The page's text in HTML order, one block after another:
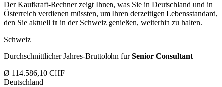
Der Kaufkraft-Rechner zeigt Ihnen, was Sie in Deutschland und in
Österreich verdienen müssten, um Ihren derzeitigen Lebensstandard,
den Sie aktuell in in der Schweiz genießen, weiterhin zu halten.
Schweiz
Durchschnittlicher Jahres-Bruttolohn furSenior Consultant
Ø 114.586,10 CHF
Deutschland